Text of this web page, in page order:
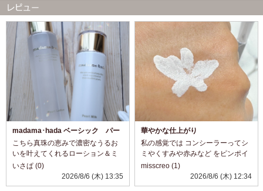
madama･hada ベーシック パー
ルローション＆ミルク☆
こちら真珠の恵みで濃密なうるお
いを叶えてくれるローション＆ミ
ルク。 ローションは透明で糸をひ
くほどトロミのあるテクスチャ。
こっくり濃厚でありながら、暑い
いさぱ (0)
2026/8/6 (木) 13:35
華やかな仕上がり
私の感覚では コンシーラーってシ
ミやくすみや赤みなど をピンポイ
ントで塗ってカバーする 事以外使
ってこなかったのですが コチラは
カバーというか メイクにプラス感
misscreo (1)
2026/8/6 (木) 12:34